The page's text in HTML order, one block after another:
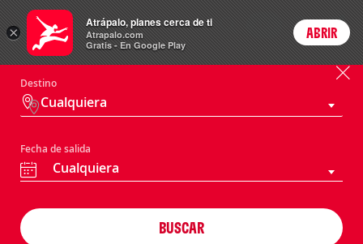
Paquetes Precios enPeso
ARSCambiar moneda
Login
Destino
Cualquiera
Fecha de salida
Cualquiera
BUSCAR
×
Atrápalo, planes cerca de ti
Atrapalo.com
Gratis - En Google Play
ABRIR